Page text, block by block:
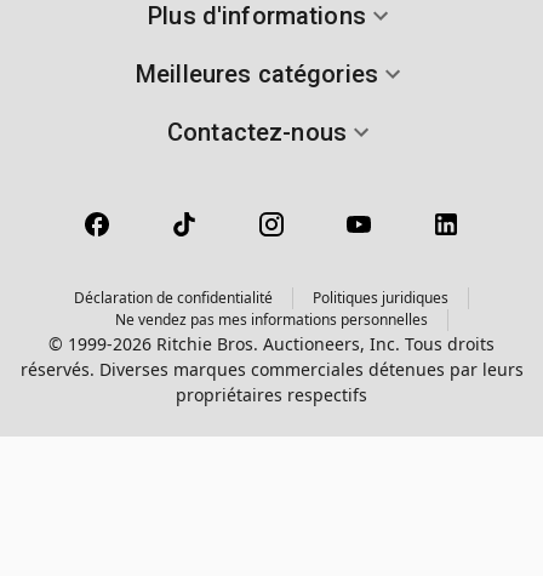
Plus d'informations
Meilleures catégories
Contactez-nous
Déclaration de confidentialité
Politiques juridiques
Ne vendez pas mes informations personnelles
© 1999-2026 Ritchie Bros. Auctioneers, Inc. Tous droits
réservés. Diverses marques commerciales détenues par leurs
propriétaires respectifs